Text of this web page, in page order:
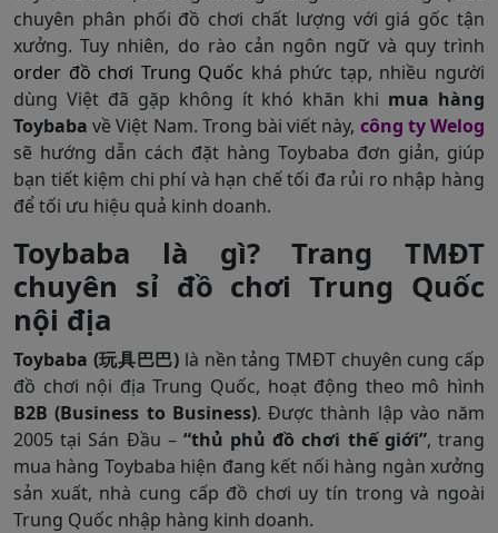
chuyên phân phối đồ chơi chất lượng với giá gốc tận
xưởng. Tuy nhiên, do rào cản ngôn ngữ và quy trình
order đồ chơi Trung Quốc khá phức tạp, nhiều người
dùng Việt đã gặp không ít khó khăn khi mua hàng
Toybaba về Việt Nam. Trong bài viết này, công ty Welog
sẽ hướng dẫn cách đặt hàng Toybaba đơn giản, giúp
bạn tiết kiệm chi phí và hạn chế tối đa rủi ro nhập hàng
để tối ưu hiệu quả kinh doanh.
Toybaba là gì? Trang TMĐT
chuyên sỉ đồ chơi Trung Quốc
nội địa
Toybaba (玩具巴巴) là nền tảng TMĐT chuyên cung cấp
đồ chơi nội địa Trung Quốc, hoạt động theo mô hình
B2B (Business to Business). Được thành lập vào năm
2005 tại Sán Đầu – “thủ phủ đồ chơi thế giới”, trang
mua hàng Toybaba hiện đang kết nối hàng ngàn xưởng
sản xuất, nhà cung cấp đồ chơi uy tín trong và ngoài
Trung Quốc nhập hàng kinh doanh.